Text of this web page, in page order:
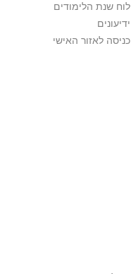
לוח שנת הלימודים
ידיעונים
כניסה לאזור האישי